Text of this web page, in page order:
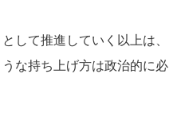
して推進していく以上は、
な持ち上げ方は政治的に必